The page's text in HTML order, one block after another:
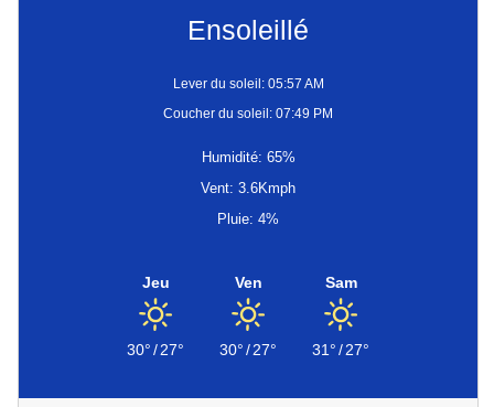
Ensoleillé
Lever du soleil: 05:57 AM
Coucher du soleil: 07:49 PM
Humidité: 65%
Vent: 3.6Kmph
Pluie: 4%
Jeu
30°/27°
Ven
30°/27°
Sam
31°/27°